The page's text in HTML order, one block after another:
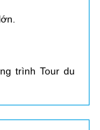
trình Tour du